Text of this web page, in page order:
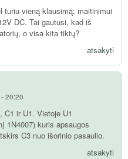
turiu vieną klausimą: maitinimui
DC. Tai gautusi, kad iš
o visa kita tiktų?
atsakyti
20:20
ir U1. Vietoje U1
1N4007) kuris apsaugos
C3 nuo išorinio pasaulio.
atsakyti